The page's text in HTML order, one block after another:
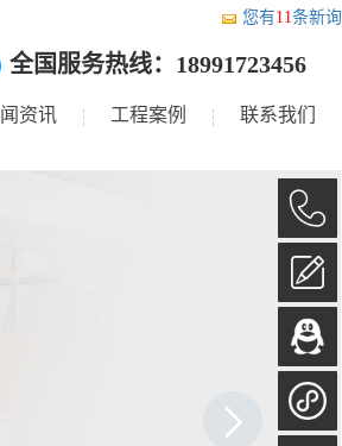
您有11条新
资讯 工程案例 联系我们
全国服务热线：18991723456